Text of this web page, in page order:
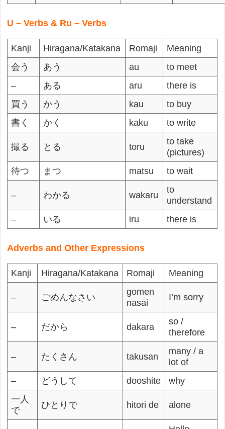
U – Verbs & Ru – Verbs
Kanji Hiragana/Katakana Romaji
Meaning
会う
あう au
to meet
–
ある aru
there is
買う
かう kau
to buy
書く
かく kaku to write
撮る とる toru
to take
(pictures)
待つ
まつ matsu to wait
– わかる wakaru
to
understand
–
いる iru there is
Adverbs and Other Expressions
Kanji Hiragana/Katakana Romaji Meaning
– ごめんなさい
gomen
nasai
I’m sorry
– だから dakara
so /
therefore
– たくさん takusan
many / a
lot of
–
どうして dooshite
why
一人
で
ひとりで hitori de alone